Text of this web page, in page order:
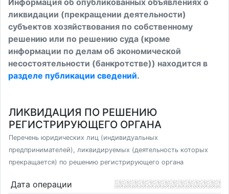
Информация об опубликованных объявлениях о
ликвидации (прекращении деятельности)
субъектов хозяйствования по собственному
решению или по решению суда (кроме
информации по делам об экономической
несостоятельности (банкротстве)) находится в
разделе публикации сведений.
ЛИКВИДАЦИЯ ПО РЕШЕНИЮ
РЕГИСТРИРУЮЩЕГО ОРГАНА
Перечень юридических лиц (индивидуальных
предпринимателей), ликвидируемых (деятельность которых
прекращается) по решению регистрирующего органа
Дата операции